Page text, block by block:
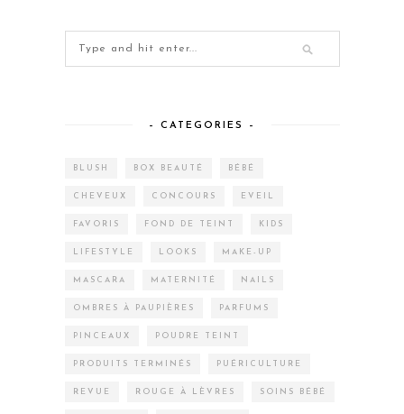
– CATEGORIES –
BLUSH BOX BEAUTÉ BÉBÉ
CHEVEUX CONCOURS EVEIL
FAVORIS FOND DE TEINT KIDS
LIFESTYLE LOOKS MAKE-UP
MASCARA MATERNITÉ NAILS
OMBRES À PAUPIÈRES PARFUMS
PINCEAUX POUDRE TEINT
PRODUITS TERMINÉS PUÉRICULTURE
REVUE ROUGE À LÈVRES SOINS BÉBÉ